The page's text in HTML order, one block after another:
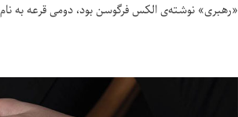
«رهبری» نوشته‌ی الکس فرگوسن بود، دومی قرعه به